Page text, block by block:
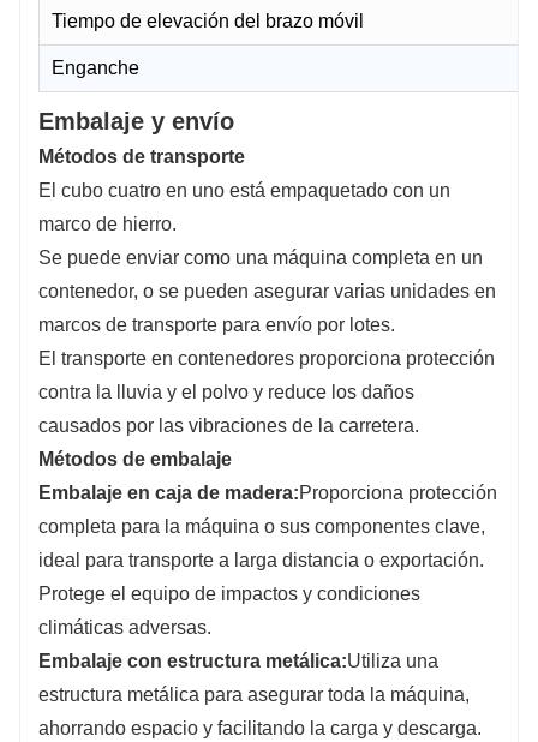
Tiempo de elevación del brazo móvil
Enganche
Embalaje y envío
Métodos de transporte
El cubo cuatro en uno está empaquetado con un
marco de hierro.
Se puede enviar como una máquina completa en un
contenedor, o se pueden asegurar varias unidades en
marcos de transporte para envío por lotes.
El transporte en contenedores proporciona protección
contra la lluvia y el polvo y reduce los daños
causados ​​por las vibraciones de la carretera.
Métodos de embalaje
Embalaje en caja de madera:Proporciona protección
completa para la máquina o sus componentes clave,
ideal para transporte a larga distancia o exportación.
Protege el equipo de impactos y condiciones
climáticas adversas.
Embalaje con estructura metálica:Utiliza una
estructura metálica para asegurar toda la máquina,
ahorrando espacio y facilitando la carga y descarga.